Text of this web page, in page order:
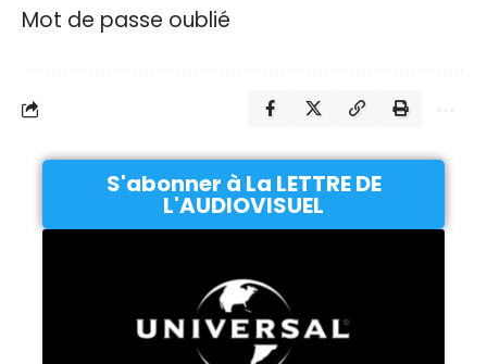
Mot de passe oublié
S'abonner à La LETTRE DE
L'AUDIOVISUEL